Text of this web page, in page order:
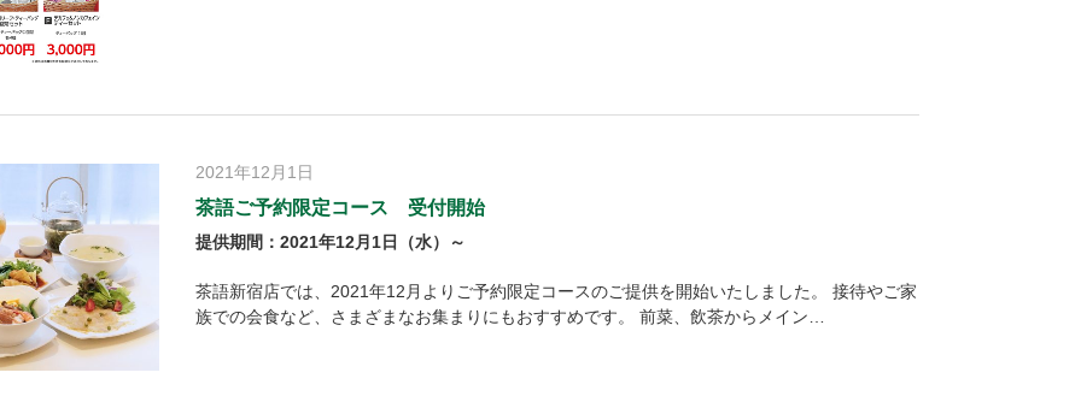
2021年12月1日
茶語ご予約限定コース 受付開始
提供期間：2021年12月1日（水）～
茶語新宿店では、2021年12月よりご予約限定コースのご提供を開始いたしました。 接待やご家
族での会食など、さまざまなお集まりにもおすすめです。 前菜、飲茶からメイン…